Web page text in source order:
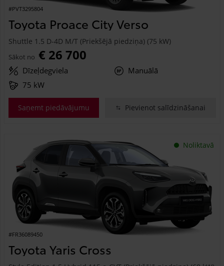
#PVT3295804
Toyota Proace City Verso
Shuttle 1.5 D-4D M/T (Priekšējā piedziņa) (75 kW)
Sākot no € 26 700
Dīzeļdegviela
Manuālā
75 kW
Saņemt piedāvājumu Pievienot salīdzināšanai
Noliktavā
#FR36089450
Toyota Yaris Cross